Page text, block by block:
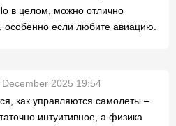
в целом, можно отлично
особенно если любите авиацию.
December 2025 19:54
как управляются самолеты –
интуитивное, а физика